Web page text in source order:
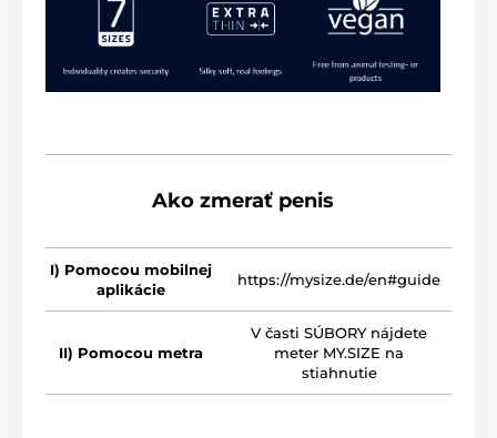
Ako zmerať penis
I) Pomocou mobilnej
aplikácie
https://mysize.de/en#guide
II) Pomocou metra
V časti SÚBORY nájdete
meter MY.SIZE na
stiahnutie